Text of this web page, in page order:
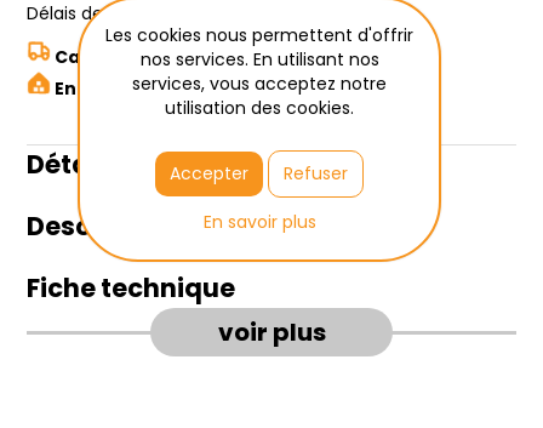
Délais de livraison:
Calculer les frais de transport ici
Enlèvement à Wetteren
Détails du produit
Description
Fiche technique
voir plus
Les cookies nous permettent d'offrir
nos services. En utilisant nos
services, vous acceptez notre
utilisation des cookies.
Accepter
Refuser
En savoir plus